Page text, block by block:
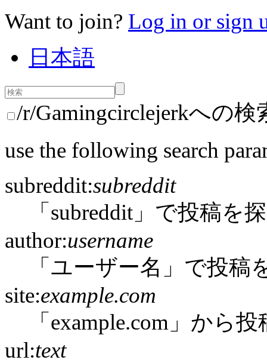
Want to join? Log in or sign
日本語
/r/Gamingcirclejerkへの検
use the following search
subreddit:subreddit
「subreddit」で投稿を
author:username
「ユーザー名」で投稿
site:example.com
「example.com」から
url:text